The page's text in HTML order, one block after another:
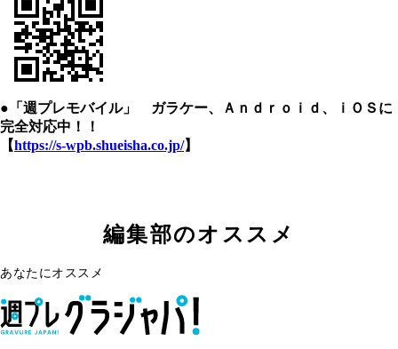
●「週プレモバイル」 ガラケー、Ａｎｄｒｏｉｄ、ｉＯＳに
完全対応中！！
【https://s-wpb.shueisha.co.jp/】
編集部のオススメ
あなたにオススメ